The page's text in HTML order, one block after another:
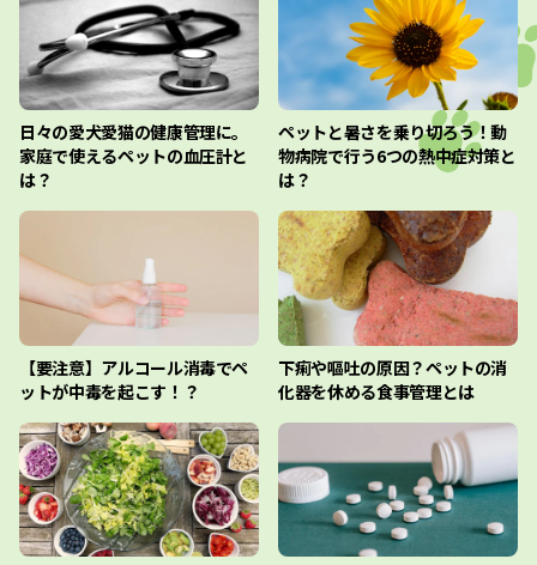
日々の愛犬愛猫の健康管理に。
家庭で使えるペットの血圧計と
は？
ペットと暑さを乗り切ろう！動
物病院で行う6つの熱中症対策と
は？
【要注意】アルコール消毒でペ
ットが中毒を起こす！？
下痢や嘔吐の原因？ペットの消
化器を休める食事管理とは